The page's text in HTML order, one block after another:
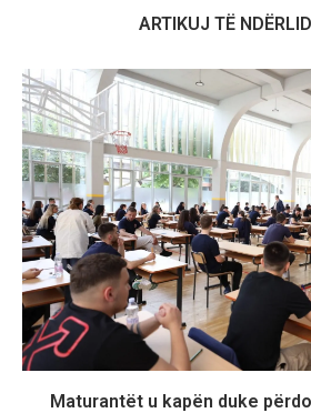
ARTIKUJ TË
Maturantët u kapën duke